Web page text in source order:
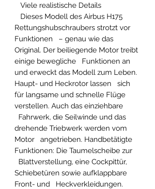
Viele realistische Details
Dieses Modell des Airbus H175
Rettungshubschraubers strotzt vor
Funktionen – genau wie das
Original. Der beiliegende Motor treibt
einige bewegliche Funktionen an
und erweckt das Modell zum Leben.
Haupt- und Heckrotor lassen sich
für langsame und schnelle Flüge
verstellen. Auch das einziehbare
Fahrwerk, die Seilwinde und das
drehende Triebwerk werden vom
Motor angetrieben. Handbetätigte
Funktionen: Die Taumelscheibe zur
Blattverstellung, eine Cockpittür,
Schiebetüren sowie aufklappbare
Front- und Heckverkleidungen.